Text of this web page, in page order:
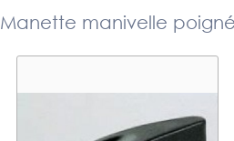
Manette manivelle